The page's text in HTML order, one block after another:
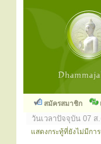
สมัครสมาชิก
วันเวลาปัจจุบัน 07 ส
แสดงกระทู้ที่ยังไม่มีกา